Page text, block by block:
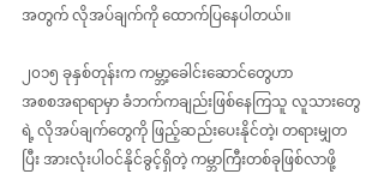
အတွက် လိုအပ်ချက်ကို ထောက်ပြနေပါတယ်။
၂၀၁၅ ခုနှစ်တုန်းက ကမ္ဘာ့ခေါင်းဆောင်တွေဟာ
အစစအရာရာမှာ ခံဘက်ကချည်းဖြစ်‌နေကြသူ လူသားတွေ
ရဲ့ လိုအပ်ချက်တွေကို ဖြည့်ဆည်းပေးနိုင်တဲ့၊ တရားမျှတ
ပြီး အားလုံးပါဝင်နိုင်ခွင့်ရှိတဲ့ ကမ္ဘာကြီးတစ်ခုဖြစ်လာဖို့